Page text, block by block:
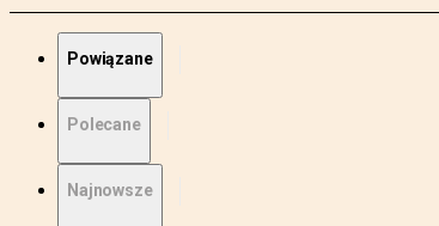
Powiązane
Polecane
Najnowsze